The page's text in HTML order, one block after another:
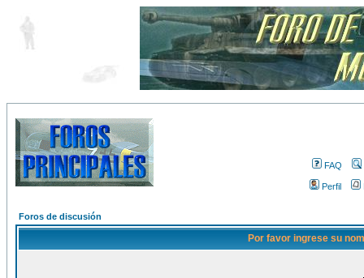
FAQ
Perfil
Foros de discusión
Por favor ingrese su